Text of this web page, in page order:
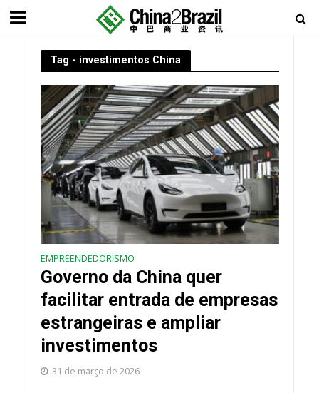
Tag - investimentos China
EMPREENDEDORISMO
Governo da China quer
facilitar entrada de empresas
estrangeiras e ampliar
investimentos
31 de março de 2026